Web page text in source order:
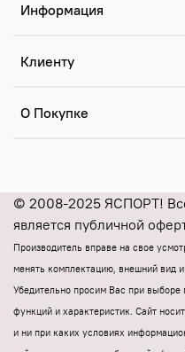
Информация
Клиенту
О Покупке
© 2008-2025 ЯСПОРТ!
является публичной
Производитель вправе на свое
менять комплектацию, внешний вид
Убедительно просим Вас при
функций и характеристик. Cайт
и ни при каких условиях